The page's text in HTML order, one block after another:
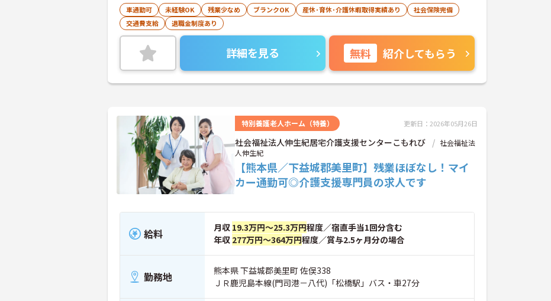
車通勤可 未経験OK 残業少なめ ブランクOK 産休･育休･介護休暇取得実績あり
社会保険完備
交通費支給
退職金制度あり
詳細を見る 無料 紹介してもらう
特別養護老人ホーム（特養） 更新日：2026年05月26日
社会福祉法人伸生紀居宅介護支援センターこもれび
社会福祉法
人伸生紀
【熊本県／下益城郡美里町】残業ほぼなし！マイ
カー通勤可◎介護支援専門員の求人です
給料 月収 19.3万円～25.3万円程度／宿直手当1回分含む
年収 277万円～364万円程度／賞与2.5ヶ月分の場合
勤務地
熊本県 下益城郡美里町 佐俣338
ＪＲ鹿児島本線(門司港－八代)「松橋駅」バス・車27分